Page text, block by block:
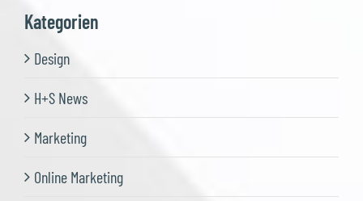
Kategorien
Design
H+S News
Marketing
Online Marketing